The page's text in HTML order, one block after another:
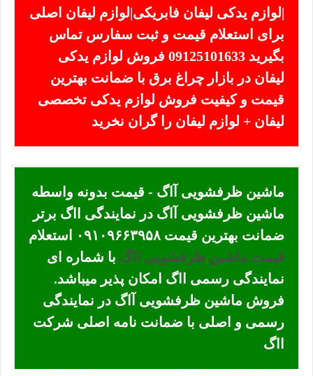
|لوازم یدکی لیفان فابریکی|لوازم لیفان اصلی
برای استعلام قیمت و ثبت سفارس تماس
بگیرید 09125101633 فروش لوازم یدکی
لیفان در بازار چراغ برق با ضمانت بهترین
قیمت و کیفیت فروش لوازم یدکی تخصصی
لیفان + لوازم لیفان را گران نخرید
ماشین ظرفشویی آاگ - قیمت بدونه واسطه
ماشین ظرفشویی آاگ در نمایندگی ااگ برتر
ضمانت بهترین قیمت ۰۹۱۰۹۶۶۳۹۵۸ استعلام
قیمت ماشین ظرفشویی ااگ با شماره ای
نمایندگی رسمی ااگ امکان پذیر میباشد.
فروش ماشین ظرفشویی آاگ در نمایندگی
رسمی و اصلی با ضمانت نامه اصلی شرکت
ااگ